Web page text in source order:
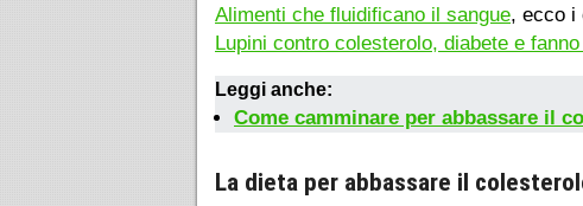
Alimenti che fluidificano il sangue, ecco i
Lupini contro colesterolo, diabete e
Leggi anche:
Come camminare per abbassare il
La dieta per abbassare il